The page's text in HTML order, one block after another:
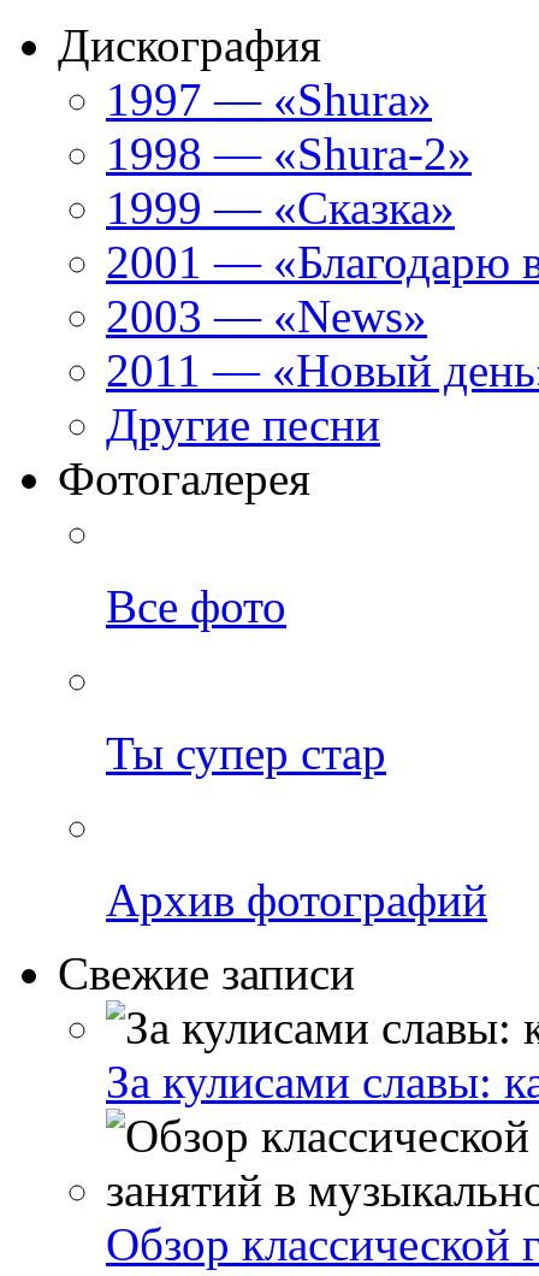
Дискография
1997 — «Shura»
1998 — «Shura-2»
1999 — «Сказка»
2001 — «Благодарю
2003 — «News»
2011 — «Новый
Другие песни
Фотогалерея
Все фото
Ты супер стар
Архив фотографий
Свежие записи
За кулисами славы:
Обзор классической